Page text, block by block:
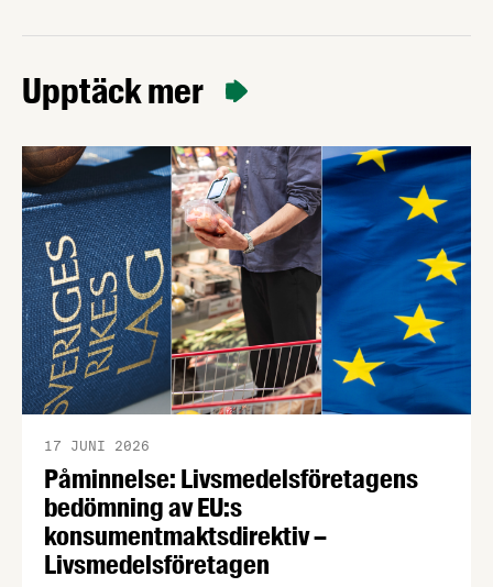
Upptäck mer
Påminnelse: Livsmedelsföretagens
bedömning av EU:s
konsumentmaktsdirektiv –
Livsmedelsföretagen
17 JUNI 2026